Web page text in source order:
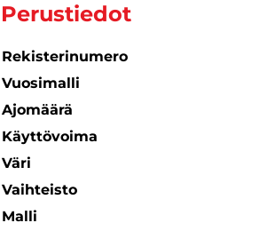
Perustiedot
Rekisterinumero
Vuosimalli
Ajomäärä
Käyttövoima
Väri
Vaihteisto
Malli